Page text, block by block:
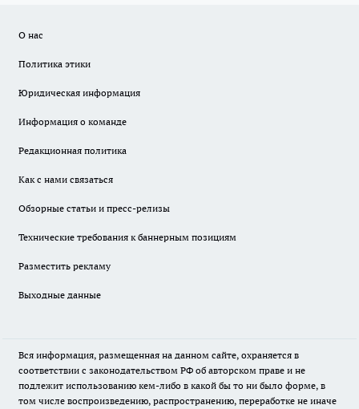
О нас
Политика этики
Юридическая информация
Информация о команде
Редакционная политика
Как с нами связаться
Обзорные статьи и пресс-релизы
Технические требования к баннерным позициям
Разместить рекламу
Выходные данные
Вся информация, размещенная на данном сайте, охраняется в
соответствии с законодательством РФ об авторском праве и не
подлежит использованию кем-либо в какой бы то ни было форме, в
том числе воспроизведению, распространению, переработке не иначе